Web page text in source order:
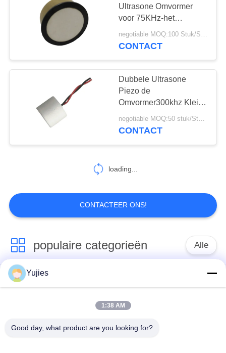
Piezoelectric Buis
23
Piezoelectric
22
Ultrasone
Bellensensor
10
Ultrasone Omvormer
voor 75KHz-het
Niveausensor van de
Messingshuisvesting
negotiable MOQ:100 Stuk/Stukken
CONTACT
Dubbele Ultrasone
Piezo de
Omvormer300khz Kleine
Dode Streek van de
Bladdetector
negotiable MOQ:50 stuk/Stukken
CONTACT
loading...
CONTACTEER ONS!
populaire categorieën Alle
De Ultrasone
Omvormer van PZT
Omvormer
schoonmakende
Ultrasone
Yujies
1:38 AM
Good day, what product are you looking for?